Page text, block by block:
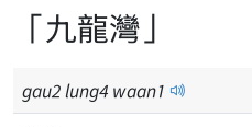
「九龍灣」
gau2lung4 waan1